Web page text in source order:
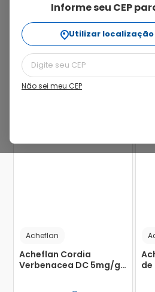
Informe seu CEP
Utilizar
Não sei meu CEP
Ordenar Por
relevância
21%
Acheflan
Acheflan Cordia
Verbenacea DC 5mg/g